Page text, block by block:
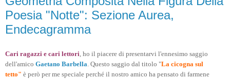
Poesia "Notte": Sezione Aurea,
Endecagramma
Cari ragazzi e cari lettori, ho il piacere di presentarvi l'ennesimo saggio
dell'amico Gaetano Barbella. Questo saggio dal titolo "La cicogna sul
tetto" è però per me speciale perché il nostro amico ha pensato di farmene